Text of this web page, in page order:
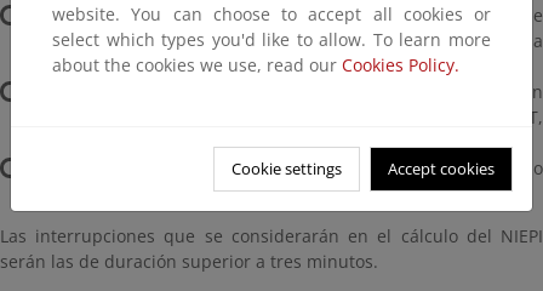
Σ PI= suma de la potencia instalada de los centros de
transformación MT/BT del distribuidor más la potencia
contratada en MT (en kVA).
PI i = potencia instalada de los centros de transformación
MTlBT del distribuidor más la potencia contratada en MT,
afectada por la interrupción "i" (en kVA).
K = número total de interrupciones durante el período
Las interrupciones que se considerarán en el cálculo del NIEPI
serán las de duración superior a tres minutos.
website. You can choose to accept all cookies or
select which types you'd like to allow. To learn more
about the cookies we use, read our Cookies Policy.
Cookie settings Accept cookies